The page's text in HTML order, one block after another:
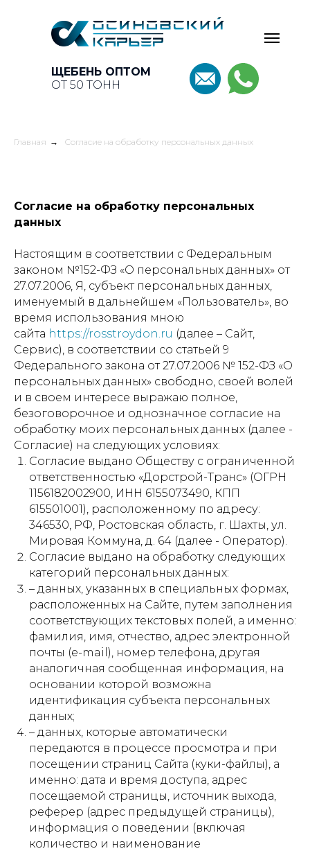
ЩЕБЕНЬ ОПТОМ
ОТ 50 ТОНН
Главная → Согласие на обработку персональных данных
Согласие на обработку персональных
данных
Настоящим в соответствии с Федеральным
законом №152-ФЗ «О персональных данных» от
27.07.2006, Я, субъект персональных данных,
именуемый в дальнейшем «Пользователь», во
время использования мною
сайта https://rosstroydon.ru (далее – Сайт,
Сервис), в соответствии со статьей 9
Федерального закона от 27.07.2006 № 152-ФЗ «О
персональных данных» свободно, своей волей
и в своем интересе выражаю полное,
безоговорочное и однозначное согласие на
обработку моих персональных данных (далее -
Согласие) на следующих условиях:
Согласие выдано Обществу с ограниченной
ответственностью «Дорстрой-Транс» (ОГРН
1156182002900, ИНН 6155073490, КПП
615501001), расположенному по адресу:
346530, РФ, Ростовская область, г. Шахты, ул.
Мировая Коммуна, д. 64 (далее - Оператор).
Согласие выдано на обработку следующих
категорий персональных данных:
– данных, указанных в специальных формах,
расположенных на Сайте, путем заполнения
соответствующих текстовых полей, а именно:
фамилия, имя, отчество, адрес электронной
почты (e-mail), номер телефона, другая
аналогичная сообщенная информация, на
основании которой возможна
идентификация субъекта персональных
данных;
– данных, которые автоматически
передаются в процессе просмотра и при
посещении страниц Сайта (куки-файлы), а
именно: дата и время доступа, адрес
посещаемой страницы, источник выхода,
реферер (адрес предыдущей страницы),
информация о поведении (включая
количество и наименование